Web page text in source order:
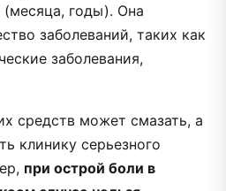
годы). Она
заболеваний, таких как
заболевания,
средств может смазать, а
клинику серьезного
при острой боли в